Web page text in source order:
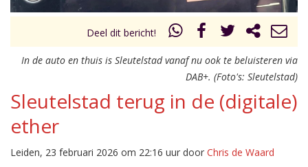
Deel dit bericht!
In de auto en thuis is Sleutelstad vanaf nu ook te beluisteren via
DAB+. (Foto's: Sleutelstad)
Sleutelstad terug in de (digitale)
ether
Leiden, 23 februari 2026 om 22:16 uur door Chris de Waard